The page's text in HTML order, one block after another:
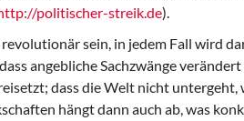
politischer-streik.de).
sein, in jedem Fall wird
angebliche Sachzwänge
dass die Welt nicht untergeht,
hängt dann auch ab, was